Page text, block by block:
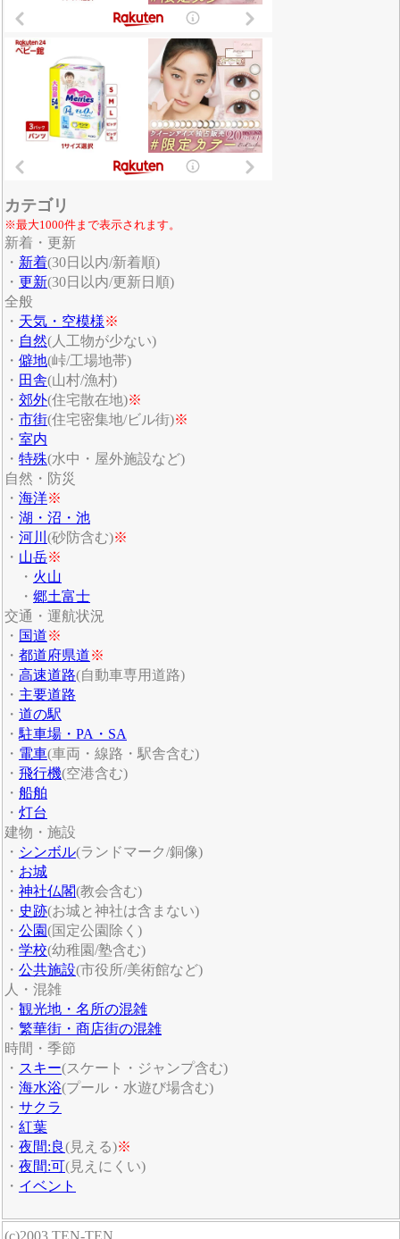
カテゴリ
※最大1000件まで表示されます。
新着・更新
・ 新着(30日以内/新着順)
・ 更新(30日以内/更新日順)
全般
・ 天気・空模様※
・ 自然(人工物が少ない)
・ 僻地(峠/工場地帯)
・ 田舎(山村/漁村)
・ 郊外(住宅散在地)※
・ 市街(住宅密集地/ビル街)※
・ 室内
・ 特殊(水中・屋外施設など)
自然・防災
・ 海洋※
・ 湖・沼・池
・ 河川 (砂防含む)※
・ 山岳※
・ 火山
・ 郷土富士
交通・運航状況
・ 国道※
・ 都道府県道※
・ 高速道路(自動車専用道路)
・ 主要道路
・ 道の駅
・駐車場・PA・SA
・ 電車(車両・線路・駅舎含む)
・ 飛行機(空港含む)
・ 船舶
・ 灯台
建物・施設
・ シンボル(ランドマーク/銅像)
・ お城
・ 神社仏閣(教会含む)
・ 史跡(お城と神社は含まない)
・ 公園(国定公園除く)
・ 学校(幼稚園/塾含む)
・ 公共施設(市役所/美術館など)
人・混雑
・ 観光地・名所の混雑
・ 繁華街・商店街の混雑
時間・季節
・ スキー(スケート・ジャンプ含む)
・ 海水浴(プール・水遊び場含む)
・ サクラ
・ 紅葉
・ 夜間:良(見える)※
・ 夜間:可 (見えにくい)
・ イベント